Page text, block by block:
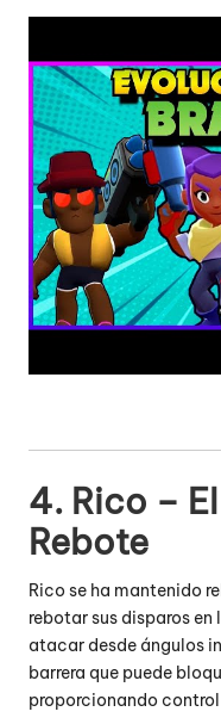
4. Rico –
Rebote
Rico se ha mantenido
rebotar sus disparos
atacar desde ángulos
barrera que puede
proporcionando